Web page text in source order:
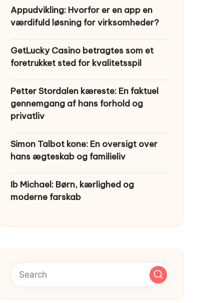
Appudvikling: Hvorfor er en app en
værdifuld løsning for virksomheder?
GetLucky Casino betragtes som et
foretrukket sted for kvalitetsspil
Petter Stordalen kæreste: En faktuel
gennemgang af hans forhold og
privatliv
Simon Talbot kone: En oversigt over
hans ægteskab og familieliv
Ib Michael: Børn, kærlighed og
moderne farskab